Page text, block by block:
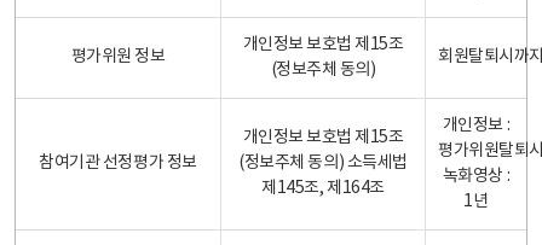
평가위원 정보
개인정보 보호법 제15조
(정보주체 동의)
회원탈퇴시까
참여기관 선정평가 정보
개인정보 보호법 제15조
(정보주체 동의) 소득세법
제145조, 제164조
개인정보 :
평가위원탈퇴
녹화영상 :
1년